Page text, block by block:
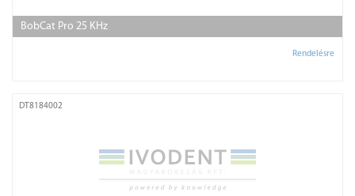
BobCat Pro 25 KHz
Rendelésre
DT8184002